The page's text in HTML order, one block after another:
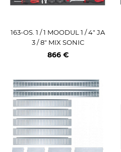
163-OS. 1 / 1 MOODUL 1 / 4" JA
3 / 8" MIX SONIC
866 €